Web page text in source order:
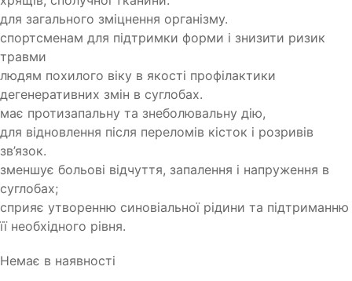
для загального зміцнення організму.
спортсменам для підтримки форми і знизити ризик
травми
людям похилого віку в якості профілактики
дегенеративних змін в суглобах.
має протизапальну та знеболювальну дію,
для відновлення після переломів кісток і розривів
зв’язок.
зменшує больові відчуття, запалення і напруження в
суглобах;
сприяє утворенню синовіальної рідини та підтриманню
її необхідного рівня.
Немає в наявності